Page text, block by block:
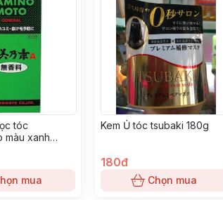
tóc
màu xanh
mua
Kem Ủ tóc tsubaki 180g
180đ
Chọn mua